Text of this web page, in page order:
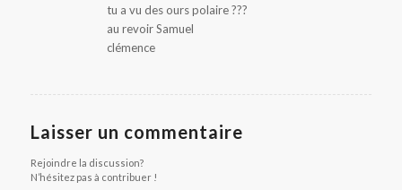
tu a vu des ours polaire ???
au revoir Samuel
clémence
Laisser un commentaire
Rejoindre la discussion?
N’hésitez pas à contribuer !